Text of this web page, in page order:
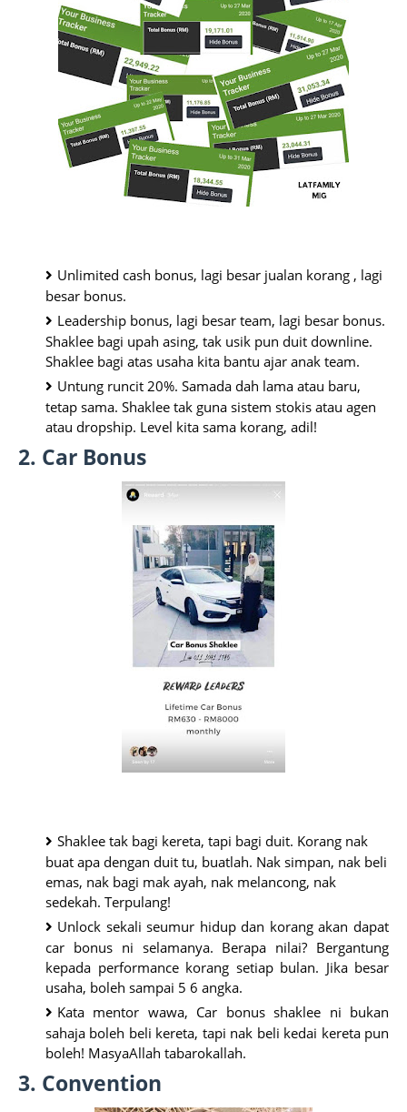
Unlimited cash bonus, lagi besar jualan korang , lagi
besar bonus.
Leadership bonus, lagi besar team, lagi besar bonus.
Shaklee bagi upah asing, tak usik pun duit downline.
Shaklee bagi atas usaha kita bantu ajar anak team.
Untung runcit 20%. Samada dah lama atau baru,
tetap sama. Shaklee tak guna sistem stokis atau agen
atau dropship. Level kita sama korang, adil!
2. Car Bonus
Shaklee tak bagi kereta, tapi bagi duit. Korang nak
buat apa dengan duit tu, buatlah. Nak simpan, nak beli
emas, nak bagi mak ayah, nak melancong, nak
sedekah. Terpulang!
Unlock sekali seumur hidup dan korang akan dapat
car bonus ni selamanya. Berapa nilai? Bergantung
kepada performance korang setiap bulan. Jika besar
usaha, boleh sampai 5 6 angka.
Kata mentor wawa, Car bonus shaklee ni bukan
sahaja boleh beli kereta, tapi nak beli kedai kereta pun
boleh! MasyaAllah tabarokallah.
3. Convention